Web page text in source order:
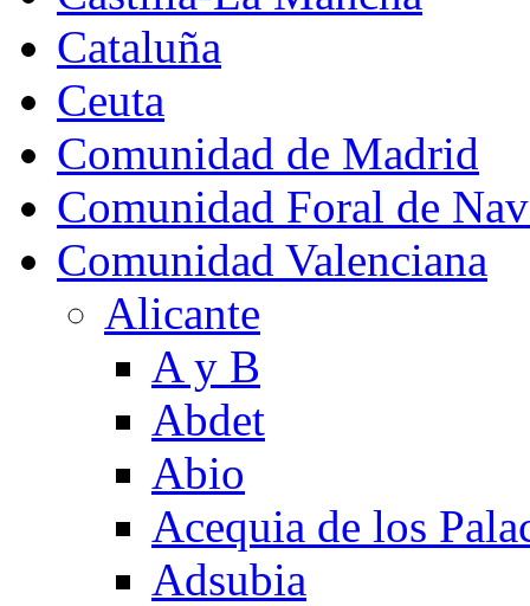
Cataluña
Ceuta
Comunidad de Madrid
Comunidad Foral de
Comunidad Valenciana
Alicante
A y B
Abdet
Abio
Acequia de los
Adsubia